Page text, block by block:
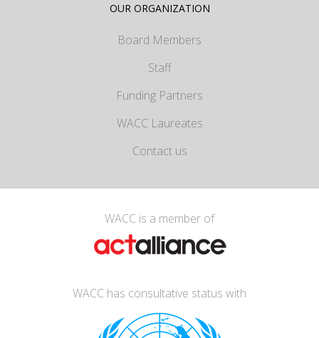
OUR ORGANIZATION
Board Members
Staff
Funding Partners
WACC Laureates
Contact us
WACC is a member of
WACC has consultative status with